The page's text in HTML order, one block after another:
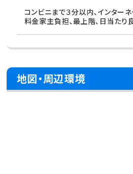
コンビニまで３分以内、インターネ
料金家主負担、最上階、日当たり
地図・周辺環境